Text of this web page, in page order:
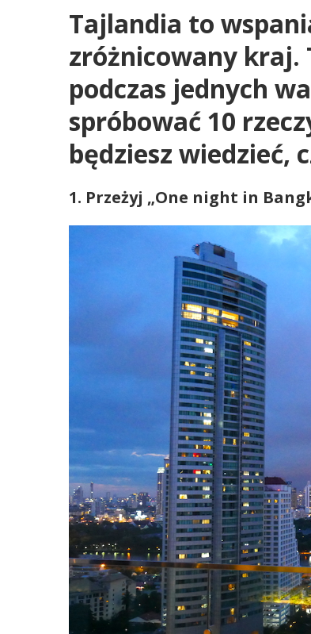
Tajlandia to
zróżnicowany kraj.
podczas jednych
spróbować 10
będziesz wiedzieć,
1. Przeżyj „One night in